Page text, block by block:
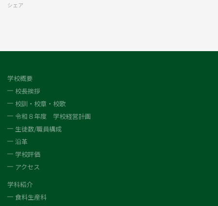
シェア
学校概要
校長挨拶
校訓・校章・校歌
令和８年度 学校経営計画
生徒数/職員構成
沿革
学校評価
アクセス
学科紹介
食料生産科